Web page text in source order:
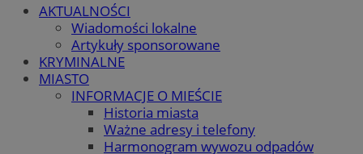
AKTUALNOŚCI
Wiadomości lokalne
Artykuły sponsorowane
KRYMINALNE
MIASTO
INFORMACJE O MIEŚCIE
Historia miasta
Ważne adresy i telefony
Harmonogram wywozu odpadów